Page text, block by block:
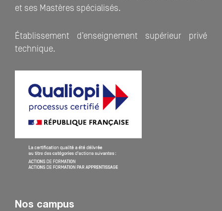
et ses Mastères spécialisés.
Établissement d’enseignement supérieur privé
technique.
Nos campus